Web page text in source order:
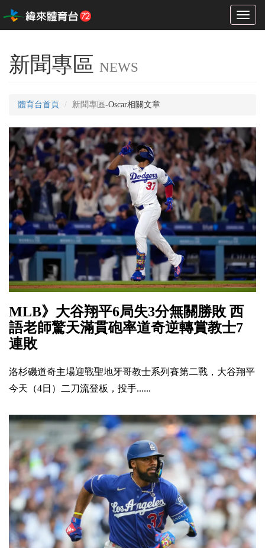
Toggle
新聞專區 NEWS
體育台首頁 新聞專區-Oscar相關文章
MLB》大谷翔平6局失3分無關勝敗 西
語老師驚天滿貫砲率道奇逆轉賞教士7
連敗
洛杉磯道奇主場迎戰聖地牙哥教士系列賽第二戰，大谷翔平
今天（4日）二刀流登板，投手......